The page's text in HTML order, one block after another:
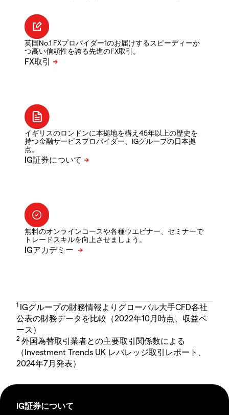
英国No.1 FXプロバイダー1のお届けするスピーディーか
つ高い信頼性を誇る先進のFX取引。
イギリスのロンドンに本拠地を構え45年以上の歴史を
持つ金融サービスプロバイダー、IGグループの日本拠
点。
無料のオンラインコースや各種ウエビナー、セミナーで
トレードスキルを向上させましょう。
1 IGグループの財務情報よりグローバル大手CFD各社
公表の財務データを比較（2022年10月時点、収益ベ
ース）
2 外国為替取引業者との主要取引関係数による
（Investment Trends UK レバレッジ取引レポート、
2024年7月発表）
IG証券について